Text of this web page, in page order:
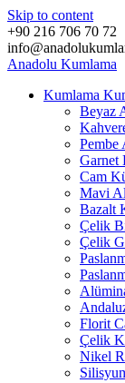
Skip to content
+90 216 706 70 72
Anadolu Kumlama
Kumlama
Beyaz
Pembe
Garnet
Cam
Mavi
Bazalt
Çelik
Çelik
Florit
Çelik
Nikel